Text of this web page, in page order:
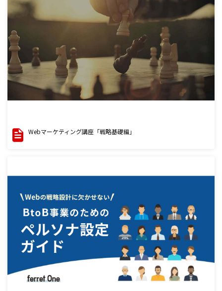
Webマーケティング講座「戦略基礎編」